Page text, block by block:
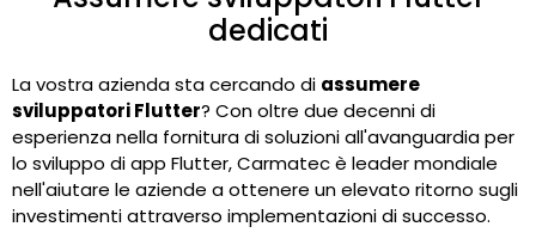
dedicati
La vostra azienda sta cercando di assumere
sviluppatori Flutter? Con oltre due decenni di
esperienza nella fornitura di soluzioni all'avanguardia per
lo sviluppo di app Flutter, Carmatec è leader mondiale
nell'aiutare le aziende a ottenere un elevato ritorno sugli
investimenti attraverso implementazioni di successo.